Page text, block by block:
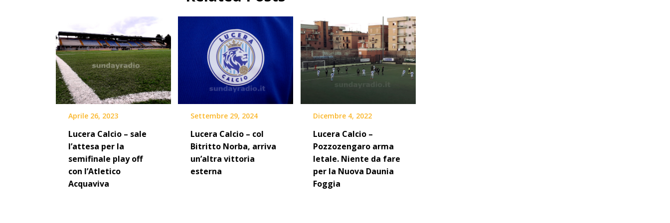
Aprile 26, 2023
Lucera Calcio – sale
l’attesa per la
semifinale play off
con l’Atletico
Acquaviva
Settembre 29, 2024
Lucera Calcio – col
Bitritto Norba, arriva
un’altra vittoria
esterna
Dicembre 4, 2022
Lucera Calcio –
Pozzozengaro arma
letale. Niente da fare
per la Nuova Daunia
Foggia